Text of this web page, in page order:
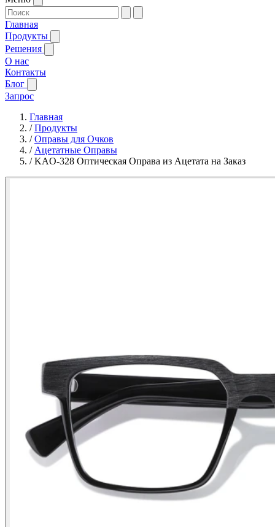
Главная
Продукты
Решения
О нас
Контакты
Блог
Запрос
Главная
/Продукты
/Оправы для Очков
/ Ацетатные Оправы
/KAO-328 Оптическая Оправа из Ацетата на Заказ